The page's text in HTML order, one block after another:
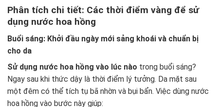
Phân tích chi tiết: Các thời điểm vàng để sử
dụng nước hoa hồng
Buổi sáng: Khởi đầu ngày mới sảng khoái và chuẩn bị
cho da
Sử dụng nước hoa hồng vào lúc nào trong buổi sáng?
Ngay sau khi thức dậy là thời điểm lý tưởng. Da mặt sau
một đêm có thể tích tụ bã nhờn và bụi bẩn. Việc dùng nước
hoa hồng vào bước này giúp: